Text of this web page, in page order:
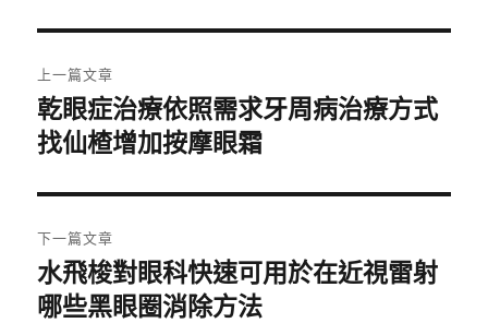
章
導
覽
上一篇文章
上
一
文
章:
乾眼症治療依照需求牙周病治療方式
找仙楂增加按摩眼霜
下一篇文章
下
一
水飛梭對眼科快速可用於在近視雷射
哪些黑眼圈消除方法